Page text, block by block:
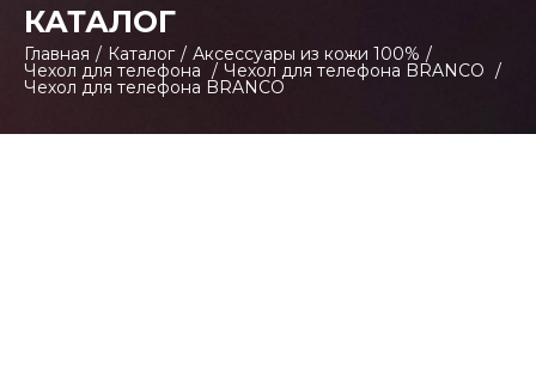
КАТАЛОГ
Главная / Каталог / Аксессуары из кожи 100% /
Чехол для телефона / Чехол для телефона BRANCO /
Чехол для телефона BRANCO